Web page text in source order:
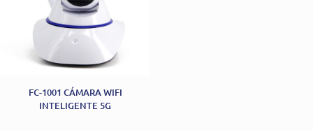
FC-1001 CÁMARA WIFI
INTELIGENTE 5G